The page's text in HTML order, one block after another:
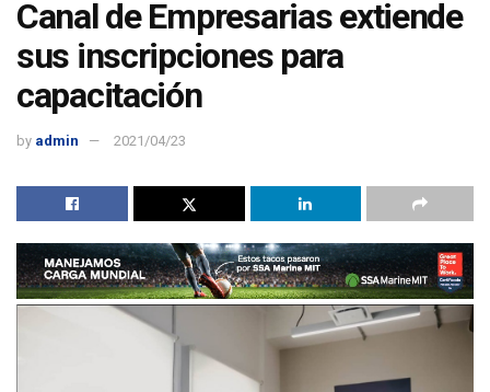
Canal de Empresarias extiende
sus inscripciones para
capacitación
by admin 2021/04/23